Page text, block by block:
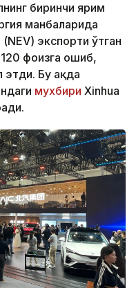
биринчи ярим
манбаларида
экспорти ўтган
фоизга ошиб,
Бу ҳақда
мухбири Xinhua